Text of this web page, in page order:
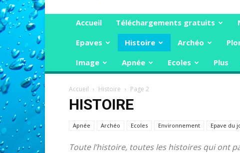
Accueil Téléchargements gratuits
Epaves
Histoire Archéo
Image
Apnée Ecoles Plus
Accueil Histoire Page 2
HISTOIRE
Apnée Archéo Ecoles Environnement Epave du
Toute l’histoire, toutes les histoires qui ont